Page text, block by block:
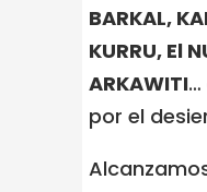
BARKAL,
KURRU, El
ARKAWITI…
por el